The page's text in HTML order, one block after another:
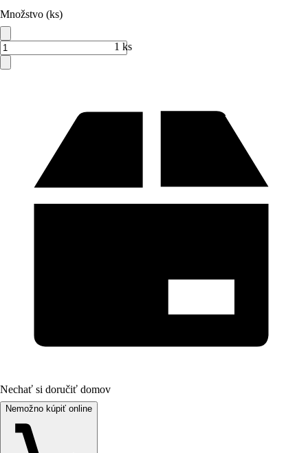
Množstvo (ks)
1 ks
Nechať si doručiť domov
Nemožno kúpiť online